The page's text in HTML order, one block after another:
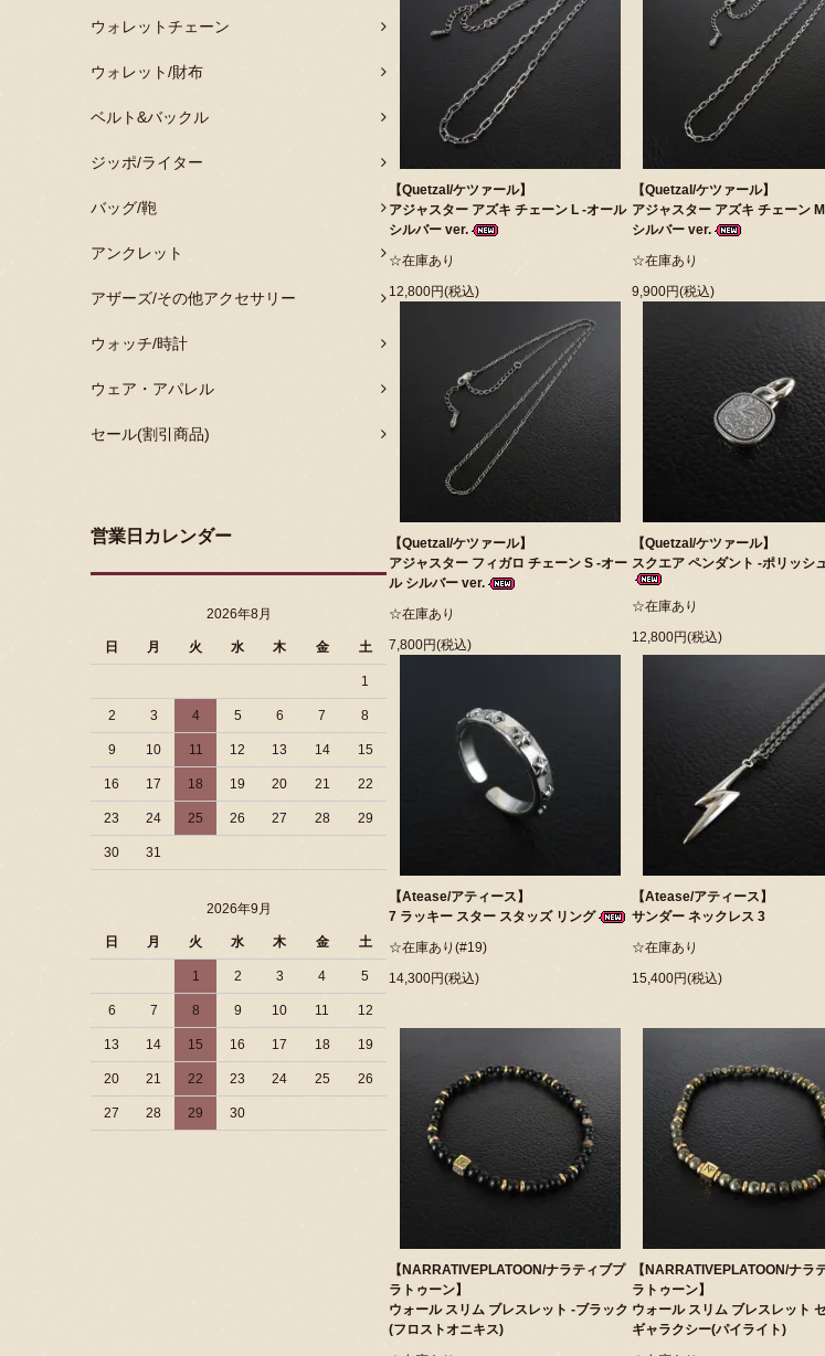
ウォレットチェーン
ウォレット/財布
ベルト&バックル
ジッポ/ライター
バッグ/鞄
アンクレット
アザーズ/その他アクセサリー
ウォッチ/時計
ウェア・アパレル
セール(割引商品)
営業日カレンダー
2026年8月
日 月 火 水 木 金 土
1
2 3 4 5 6 7 8
9 10 11 12 13 14 15
16 17 18 19 20 21 22
23 24 25 26 27 28 29
30 31
2026年9月
日 月 火 水 木 金 土
1 2 3 4 5
6 7 8 9 10 11 12
13 14 15 16 17 18 19
20 21 22 23 24 25 26
27 28 29 30
【Quetzal/ケツァール】
アジャスター アズキ チェーン L -オール
シルバー ver.
☆在庫あり
12,800円(税込)
【Quetzal/ケツァール】
アジャスター アズキ チェーン
シルバー ver.
☆在庫あり
9,900円(税込)
【Quetzal/ケツァール】
アジャスター フィガロ チェーン S -オー
ル シルバー ver.
☆在庫あり
7,800円(税込)
【Quetzal/ケツァール】
スクエア ペンダント -ポリッシ
☆在庫あり
12,800円(税込)
【Atease/アティース】
7 ラッキー スター スタッズ リング
☆在庫あり(#19)
14,300円(税込)
【Atease/アティース】
サンダー ネックレス 3
☆在庫あり
15,400円(税込)
【NARRATIVEPLATOON/ナラティブプ
ラトゥーン】
ウォール スリム ブレスレット -ブラック
(フロストオニキス)
【NARRATIVEPLATOON/ナラ
ラトゥーン】
ウォール スリム ブレスレット
ギャラクシー(パイライト)